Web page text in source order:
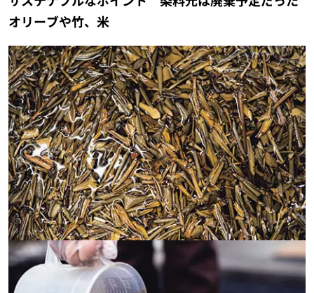
オリーブや竹、米